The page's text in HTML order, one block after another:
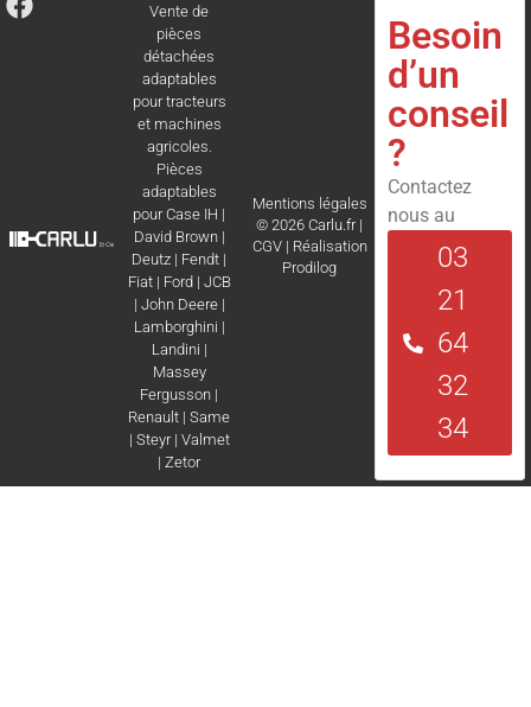
Vente de
pièces
détachées
adaptables
pour tracteurs
et machines
agricoles.
Pièces
adaptables
pourCase IH |
David Brown|
Deutz | Fendt |
Fiat| Ford | JCB
| John Deere|
Lamborghini |
Landini |
Massey
Fergusson |
Renault |Same
| Steyr| Valmet
|Zetor
Mentions légales
© 2026 Carlu.fr |
CGV| Réalisation
Prodilog
Besoin
d’un
conseil
?
Contactez
nous au
03
21
64
32
34